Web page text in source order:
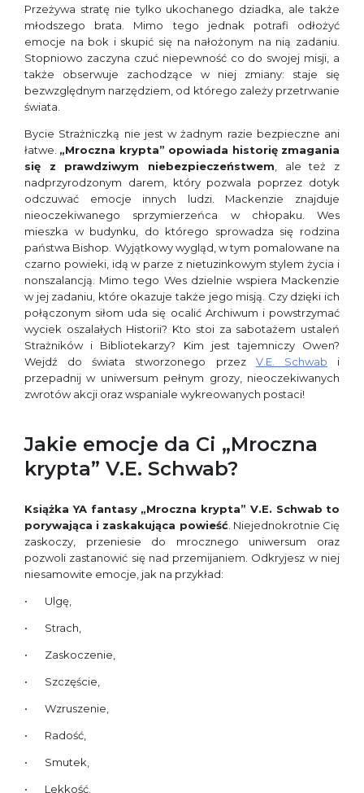
Przeżywa stratę nie tylko ukochanego dziadka, ale także
młodszego brata. Mimo tego jednak potrafi odłożyć
emocje na bok i skupić się na nałożonym na nią zadaniu.
Stopniowo zaczyna czuć niepewność co do swojej misji, a
także obserwuje zachodzące w niej zmiany: staje się
bezwzględnym narzędziem, od którego zależy przetrwanie
świata.
Bycie Strażniczką nie jest w żadnym razie bezpieczne ani
łatwe. „Mroczna krypta” opowiada historię zmagania
się z prawdziwym niebezpieczeństwem , ale też z
nadprzyrodzonym darem, który pozwala poprzez dotyk
odczuwać emocje innych ludzi. Mackenzie znajduje
nieoczekiwanego sprzymierzeńca w chłopaku. Wes
mieszka w budynku, do którego sprowadza się rodzina
państwa Bishop. Wyjątkowy wygląd, w tym pomalowane na
czarno powieki, idą w parze z nietuzinkowym stylem życia i
nonszalancją. Mimo tego Wes dzielnie wspiera Mackenzie
w jej zadaniu, które okazuje także jego misją. Czy dzięki ich
połączonym siłom uda się ocalić Archiwum i powstrzymać
wyciek oszalałych Historii? Kto stoi za sabotażem ustaleń
Strażników i Bibliotekarzy? Kim jest tajemniczy Owen?
Wejdź do świata stworzonego przez V.E. Schwab i
przepadnij w uniwersum pełnym grozy, nieoczekiwanych
zwrotów akcji oraz wspaniale wykreowanych postaci!
Jakie emocje da Ci „Mroczna
krypta” V.E. Schwab?
Książka YA fantasy „Mroczna krypta” V.E. Schwab to
porywająca i zaskakująca powieść. Niejednokrotnie Cię
zaskoczy, przeniesie do mrocznego uniwersum oraz
pozwoli zastanowić się nad przemijaniem. Odkryjesz w niej
niesamowite emocje, jak na przykład:
Ulgę,
Strach,
Zaskoczenie,
Szczęście,
Wzruszenie,
Radość,
Smutek,
Lekkość.